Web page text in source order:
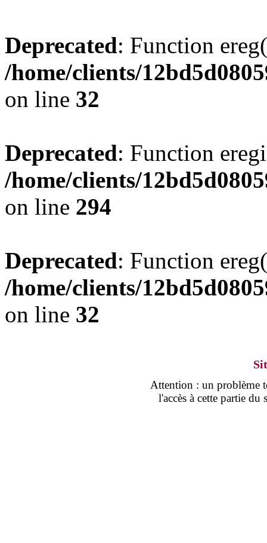
Deprecated: Function
/home/clients/
on line 32
Deprecated: Function
/home/clients/
on line 294
Deprecated: Function
/home/clients/
on line 32
Attention : un problème
l'accès à cette partie